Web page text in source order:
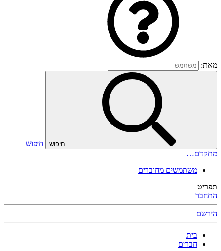
מאת:
חיפוש
חיפוש
מתקדם…
משתמשים מחוברים
תפריט
התחבר
הירשם
בית
חברים